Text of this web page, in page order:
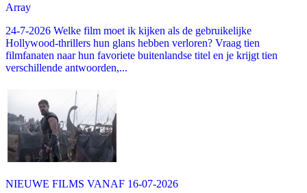
Array
24-7-2026 Welke film moet ik kijken als de gebruikelijke
Hollywood-thrillers hun glans hebben verloren? Vraag tien
filmfanaten naar hun favoriete buitenlandse titel en je krijgt tien
verschillende antwoorden,...
NIEUWE FILMS VANAF 16-07-2026